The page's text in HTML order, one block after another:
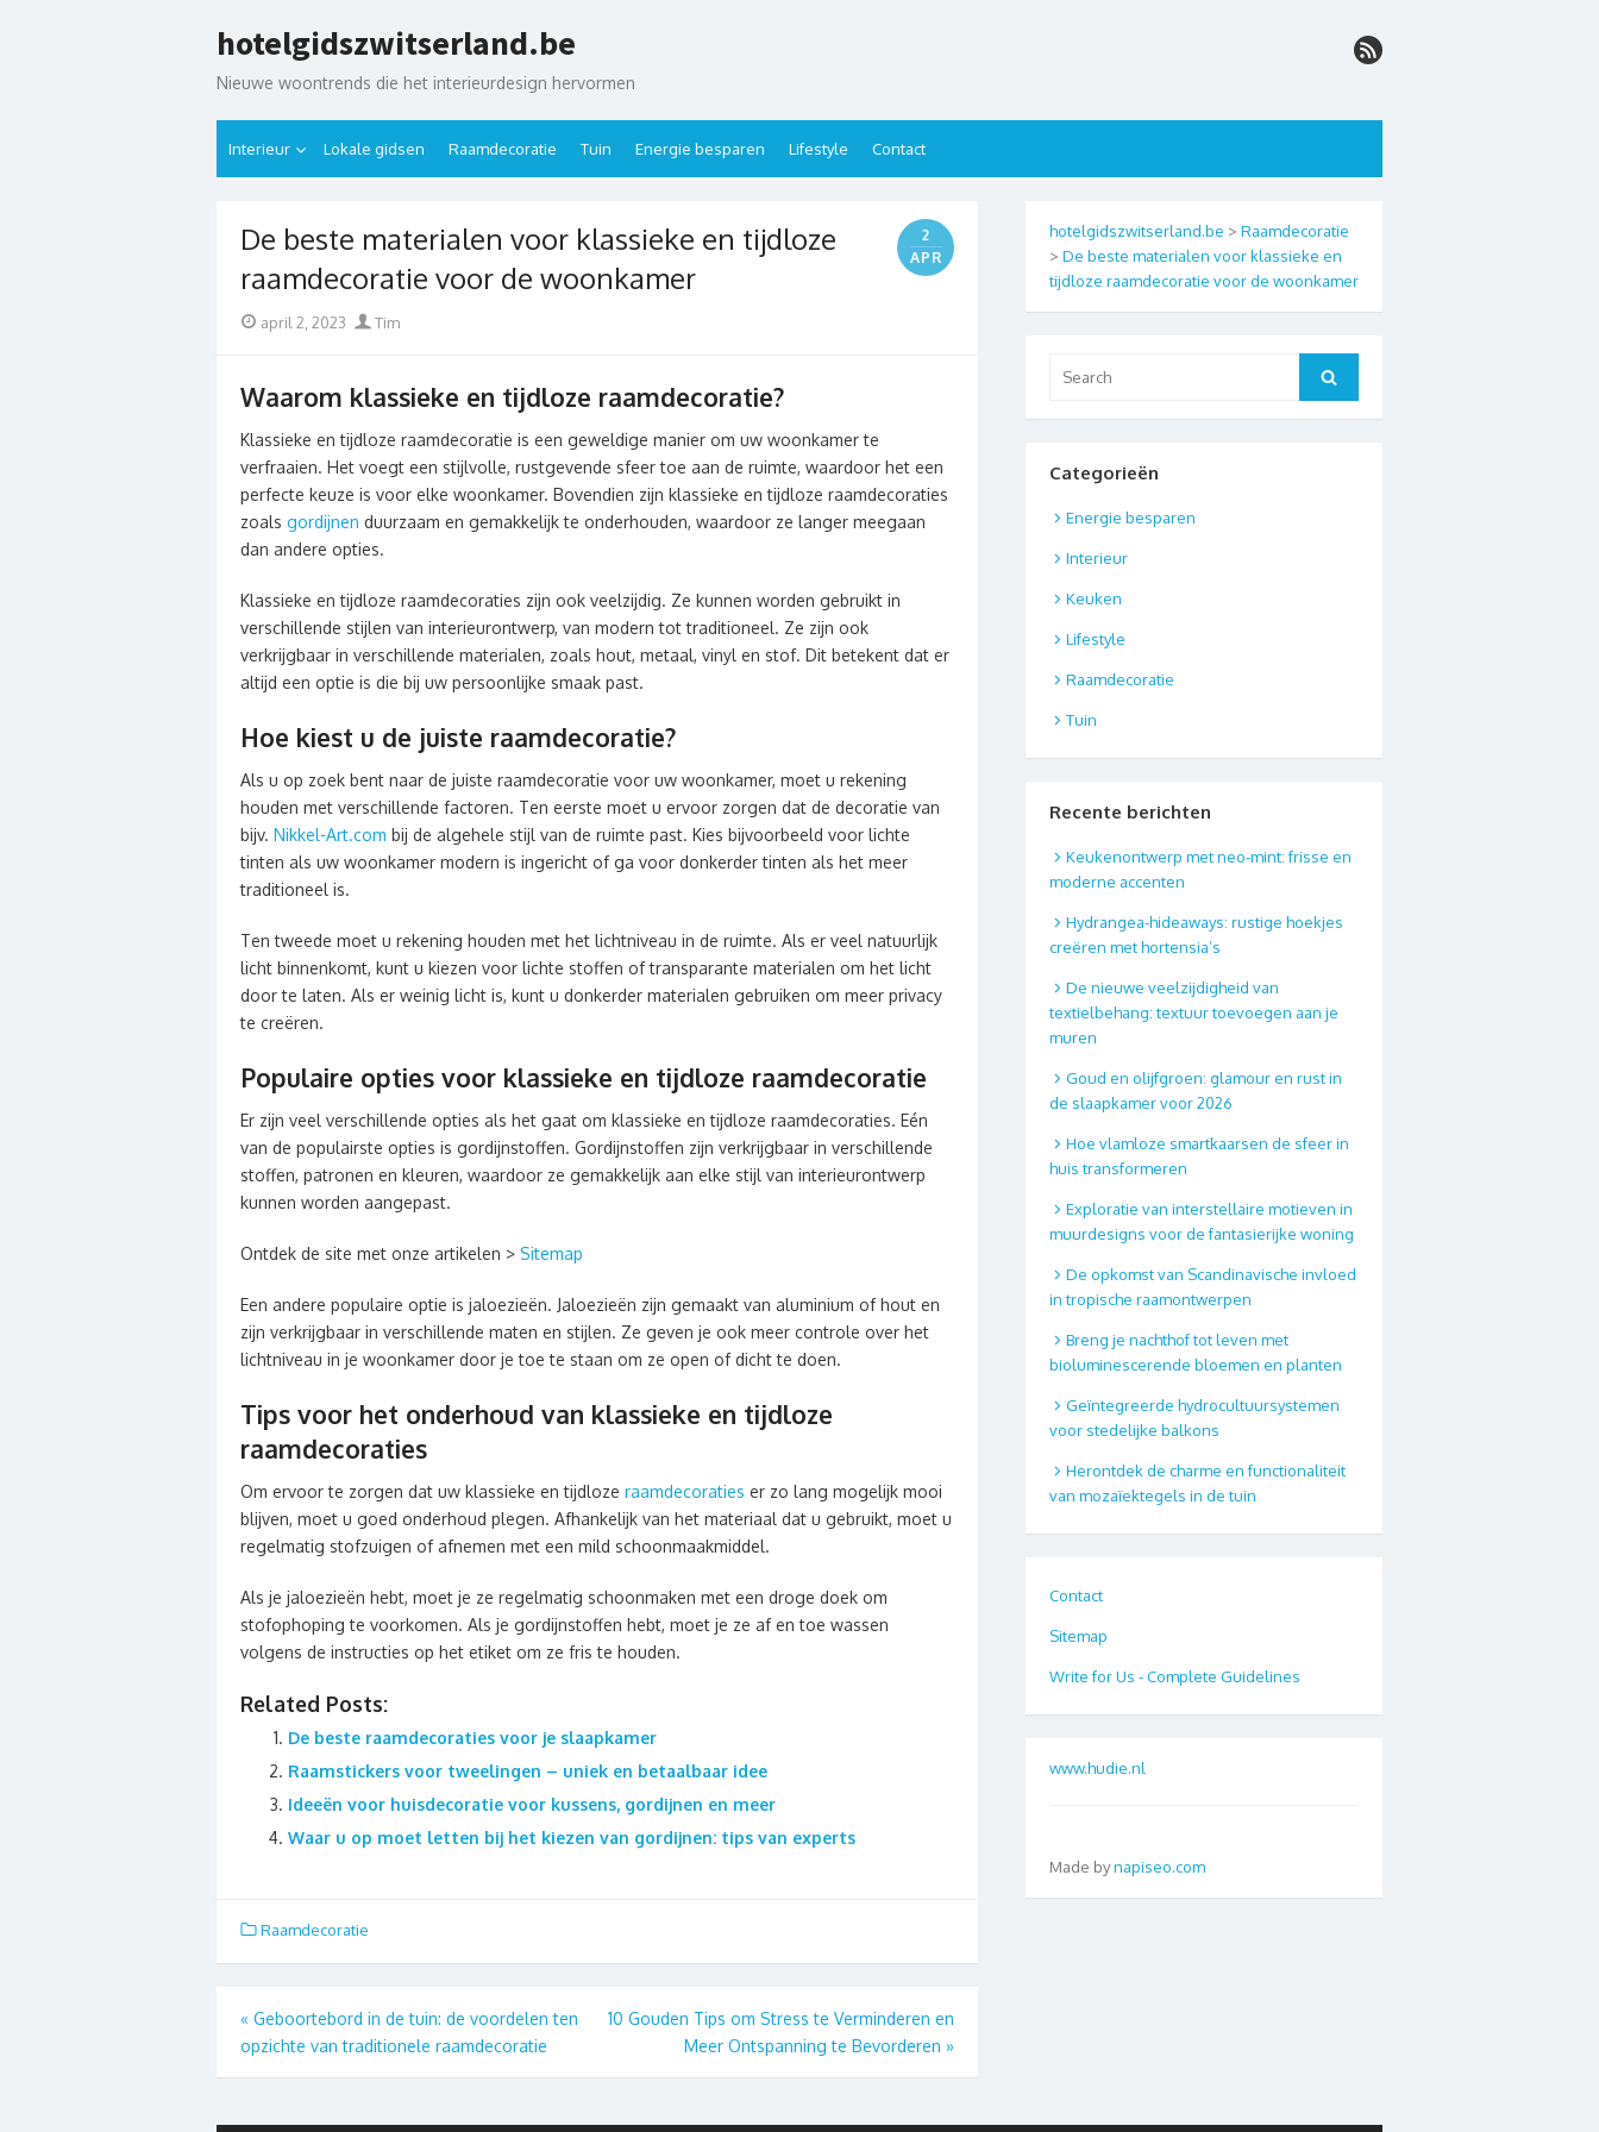
to
hotelgidszwitserland.be
Nieuwe woontrends die het interieurdesign hervormen
Interieur Lokale gidsen Raamdecoratie Tuin Energie besparen Lifestyle Contact
De beste materialen voor klassieke en tijdloze
raamdecoratie voor de woonkamer
2
APR
Postedapril 2, 2023 Author
Tim
Waarom klassieke en tijdloze raamdecoratie?
Klassieke en tijdloze raamdecoratie is een geweldige manier om uw woonkamer te
verfraaien. Het voegt een stijlvolle, rustgevende sfeer toe aan de ruimte, waardoor het een
perfecte keuze is voor elke woonkamer. Bovendien zijn klassieke en tijdloze raamdecoraties
zoals gordijnen duurzaam en gemakkelijk te onderhouden, waardoor ze langer meegaan
dan andere opties.
Klassieke en tijdloze raamdecoraties zijn ook veelzijdig. Ze kunnen worden gebruikt in
verschillende stijlen van interieurontwerp, van modern tot traditioneel. Ze zijn ook
verkrijgbaar in verschillende materialen, zoals hout, metaal, vinyl en stof. Dit betekent dat er
altijd een optie is die bij uw persoonlijke smaak past.
Hoe kiest u de juiste raamdecoratie?
Als u op zoek bent naar de juiste raamdecoratie voor uw woonkamer, moet u rekening
houden met verschillende factoren. Ten eerste moet u ervoor zorgen dat de decoratie van
bijv. Nikkel-Art.com bij de algehele stijl van de ruimte past. Kies bijvoorbeeld voor lichte
tinten als uw woonkamer modern is ingericht of ga voor donkerder tinten als het meer
traditioneel is.
Ten tweede moet u rekening houden met het lichtniveau in de ruimte. Als er veel natuurlijk
licht binnenkomt, kunt u kiezen voor lichte stoffen of transparante materialen om het licht
door te laten. Als er weinig licht is, kunt u donkerder materialen gebruiken om meer privacy
te creëren.
Populaire opties voor klassieke en tijdloze raamdecoratie
Er zijn veel verschillende opties als het gaat om klassieke en tijdloze raamdecoraties. Eén
van de populairste opties is gordijnstoffen. Gordijnstoffen zijn verkrijgbaar in verschillende
stoffen, patronen en kleuren, waardoor ze gemakkelijk aan elke stijl van interieurontwerp
kunnen worden aangepast.
Ontdek de site met onze artikelen > Sitemap
Een andere populaire optie is jaloezieën. Jaloezieën zijn gemaakt van aluminium of hout en
zijn verkrijgbaar in verschillende maten en stijlen. Ze geven je ook meer controle over het
lichtniveau in je woonkamer door je toe te staan om ze open of dicht te doen.
Tips voor het onderhoud van klassieke en tijdloze
raamdecoraties
Om ervoor te zorgen dat uw klassieke en tijdloze raamdecoraties er zo lang mogelijk mooi
blijven, moet u goed onderhoud plegen. Afhankelijk van het materiaal dat u gebruikt, moet u
regelmatig stofzuigen of afnemen met een mild schoonmaakmiddel.
Als je jaloezieën hebt, moet je ze regelmatig schoonmaken met een droge doek om
stofophoping te voorkomen. Als je gordijnstoffen hebt, moet je ze af en toe wassen
volgens de instructies op het etiket om ze fris te houden.
Related Posts:
De beste raamdecoraties voor je slaapkamer
Raamstickers voor tweelingen – uniek en betaalbaar idee
Ideeën voor huisdecoratie voor kussens, gordijnen en meer
Waar u op moet letten bij het kiezen van gordijnen: tips van experts
Raamdecoratie
Berichtnavigatie
« Geboortebord in de tuin: de voordelen ten
opzichte van traditionele raamdecoratie
10 Gouden Tips om Stress te Verminderen en
Meer Ontspanning te Bevorderen »
hotelgidszwitserland.be > Raamdecoratie
> De beste materialen voor klassieke en
tijdloze raamdecoratie voor de woonkamer
for:
Search
Categorieën
Energie besparen
Interieur
Keuken
Lifestyle
Raamdecoratie
Tuin
Recente berichten
Keukenontwerp met neo-mint: frisse en
moderne accenten
Hydrangea-hideaways: rustige hoekjes
creëren met hortensia’s
De nieuwe veelzijdigheid van
textielbehang: textuur toevoegen aan je
muren
Goud en olijfgroen: glamour en rust in
de slaapkamer voor 2026
Hoe vlamloze smartkaarsen de sfeer in
huis transformeren
Exploratie van interstellaire motieven in
muurdesigns voor de fantasierijke woning
De opkomst van Scandinavische invloed
in tropische raamontwerpen
Breng je nachthof tot leven met
bioluminescerende bloemen en planten
Geïntegreerde hydrocultuursystemen
voor stedelijke balkons
Herontdek de charme en functionaliteit
van mozaïektegels in de tuin
Contact
Sitemap
Write for Us - Complete Guidelines
www.hudie.nl
Made bynapiseo.com